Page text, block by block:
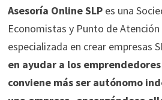
Asesoría Online SLPes una
Economistas y Punto de
especializada en crear empresas
en ayudar a los
conviene más ser autónomo